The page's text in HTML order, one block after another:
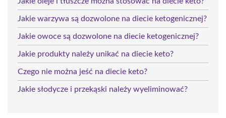
Jakie warzywa są dozwolone na diecie ketogenicznej?
Jakie owoce są dozwolone na diecie ketogenicznej?
Jakie produkty należy unikać na diecie keto?
Czego nie można jeść na diecie keto?
Jakie słodycze i przekąski należy wyeliminować?